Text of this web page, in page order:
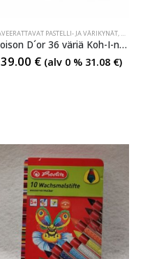
PASTEL,OIL & SOFT PASTEL,PASTELLI- JA
PASTELLI- JA VÄRIKYNÄT, OIL &
Toison D´or 36 väriä Koh-I-noor
39.00 € (alv 0 % 31.08 €)